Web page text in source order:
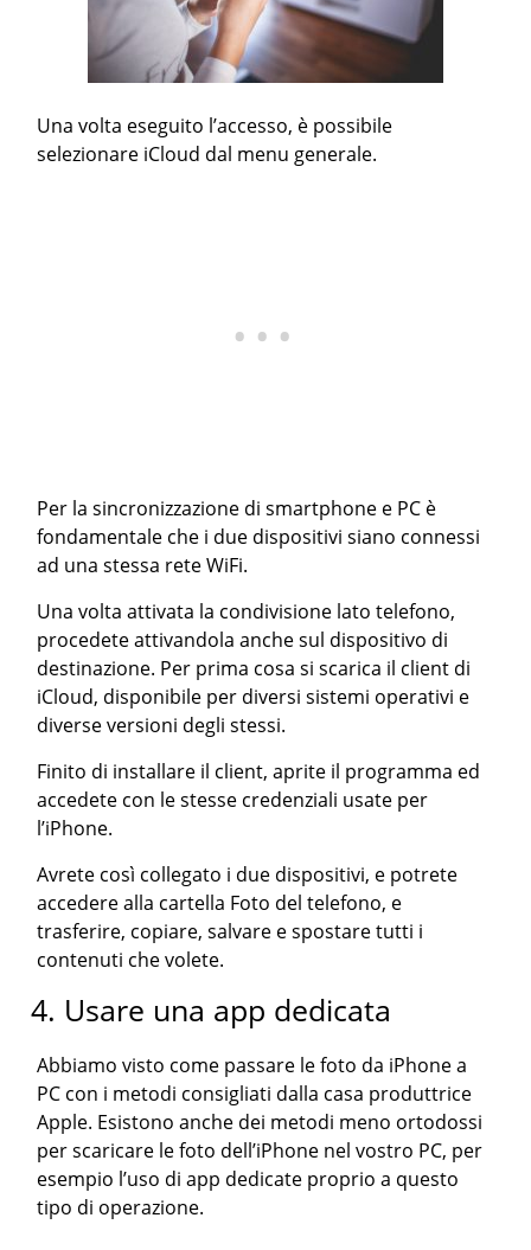
Una volta eseguito l’accesso, è possibile
selezionare iCloud dal menu generale.
Per la sincronizzazione di smartphone e PC è
fondamentale che i due dispositivi siano connessi
ad una stessa rete WiFi.
Una volta attivata la condivisione lato telefono,
procedete attivandola anche sul dispositivo di
destinazione. Per prima cosa si scarica il client di
iCloud, disponibile per diversi sistemi operativi e
diverse versioni degli stessi.
Finito di installare il client, aprite il programma ed
accedete con le stesse credenziali usate per
l’iPhone.
Avrete così collegato i due dispositivi, e potrete
accedere alla cartella Foto del telefono, e
trasferire, copiare, salvare e spostare tutti i
contenuti che volete.
4. Usare una app dedicata
Abbiamo visto come passare le foto da iPhone a
PC con i metodi consigliati dalla casa produttrice
Apple. Esistono anche dei metodi meno ortodossi
per scaricare le foto dell’iPhone nel vostro PC, per
esempio l’uso di app dedicate proprio a questo
tipo di operazione.